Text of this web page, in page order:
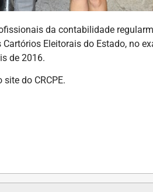
da contabilidade
Eleitorais do Estado, no
de 2016.
do CRCPE.